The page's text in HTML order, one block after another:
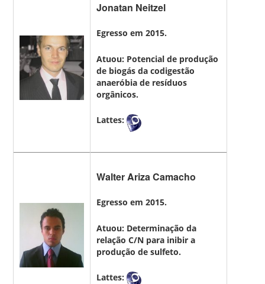
Jonatan Neitzel
Egresso em 2015.
Atuou: Potencial de produção
de biogás da codigestão
anaeróbia de resíduos
orgânicos.
Lattes:
Walter Ariza Camacho
Egresso em 2015.
Atuou: Determinação da
relação C/N para inibir a
produção de sulfeto.
Lattes: